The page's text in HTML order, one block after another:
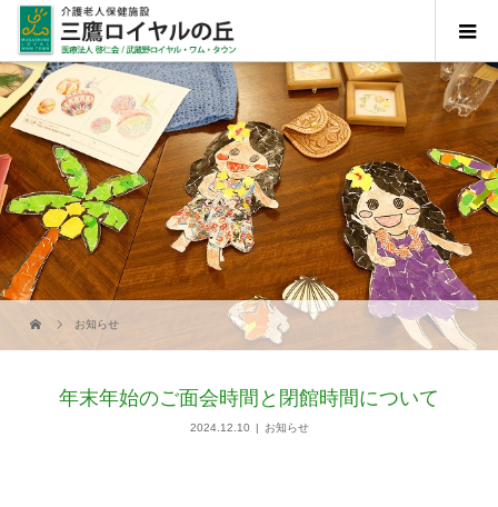
お知らせ
年末年始のご面会時間と閉館時間について
2024.12.10 お知らせ